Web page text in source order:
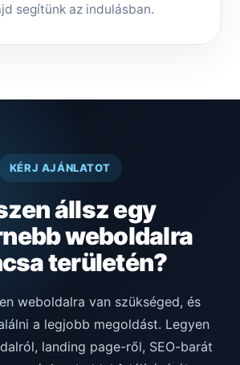
segítünk az indulásban.
KÉRJ AJÁNLATOT
állsz egy
weboldalra
területén?
weboldalra van szükséged, és
a legjobb megoldást. Legyen
landing page-ről, SEO-barát